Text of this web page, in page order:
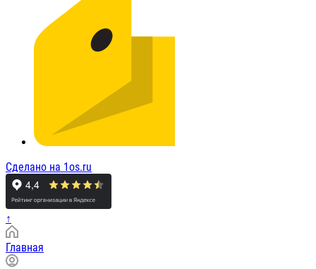
Сделано на 1os.ru
↑
Главная